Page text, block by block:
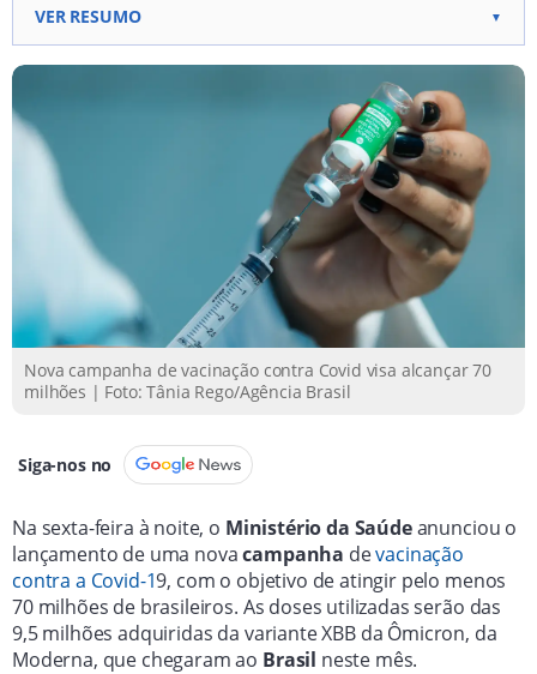
VER RESUMO ▼
Ministério da Saúde lança nova campanha de
vacinação, mirando 70 milhões de brasileiros com
doses da variante XBB da Ômicron. Iniciativa
decorre de acordo firmado em abril para aquisição
de 12,5 milhões de doses, já em distribuição aos
estados. Calendário de vacinação atualizado inclui
mudanças nos grupos prioritários, enfatizando a
importância do esquema vacinal completo e
reforços anuais para grupos específicos.
Nova campanha de vacinação contra Covid visa alcançar 70
milhões | Foto: Tânia Rego/Agência Brasil
Siga-nos no
Na sexta-feira à noite, o Ministério da Saúdeanunciou o
lançamento de uma novacampanha devacinação
contra a Covid-19, com o objetivo de atingir pelo menos
70 milhões de brasileiros. As doses utilizadas serão das
9,5 milhões adquiridas da variante XBB da Ômicron, da
Moderna, que chegaram ao Brasil neste mês.